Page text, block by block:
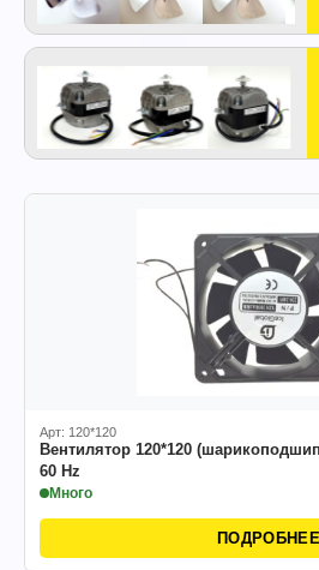
Арт: 120*120
Вентилятор 120*120
60 Hz
Много
ПОДРОБНЕЕ